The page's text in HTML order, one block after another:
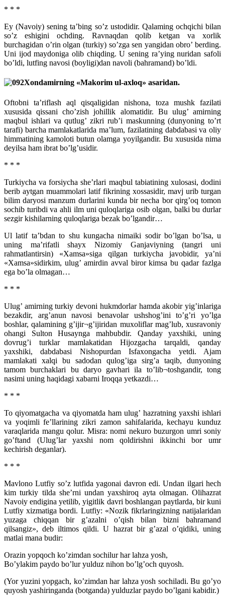
* * *
Ey (Navoiy) sening ta’bing so’z ustodidir. Qalaming ochqichi bilan
so’z eshigini ochding. Ravnaqdan qolib ketgan va xorlik
burchagidan o’rin olgan (turkiy) so’zga sen yangidan obro’ berding.
Uni ijod maydoniga olib chiqding. U sening ra’ying nuridan safoli
bo’ldi, lutfing navosi (boyligi)dan navoli (bahramand) bo’ldi.
Xondamirning «Makorim ul-axloq» asaridan.
Oftobni ta’riflash aql qisqaligidan nishona, toza mushk fazilati
xususida qissani cho’zish johillik alomatidir. Bu ulug’ amirning
maqbul ishlari va qutlug’ zikri rub’i maskunning (dunyoning to’rt
tarafi) barcha mamlakatlarida ma’lum, fazilatining dabdabasi va oliy
himmatining kamoloti butun olamga yoyilgandir. Bu xususida nima
deyilsa ham ibrat bo’lg’usidir.
* * *
Turkiycha va forsiycha she’rlari maqbul tabiatining xulosasi, dodini
berib aytgan muammolari latif fikrining xossasidir, mavj urib turgan
bilim daryosi manzum durlarini kunda bir necha bor qirg’oq tomon
sochib turibdi va ahli ilm uni quloqlariga osib olgan, balki bu durlar
sezgir kishilarning quloqlariga bezak bo’lgandir…
Ul latif ta’bdan to shu kungacha nimaiki sodir bo’lgan bo’lsa, u
uning ma’rifatli shayx Nizomiy Ganjaviyning (tangri uni
rahmatlantirsin) «Xamsa»siga qilgan turkiycha javobidir, ya’ni
«Xamsa»sidirkim, ulug’ amirdin avval biror kimsa bu qadar fazlga
ega bo’la olmagan…
* * *
Ulug’ amirning turkiy devoni hukmdorlar hamda akobir yig’inlariga
bezakdir, arg’anun navosi benavolar ushshog’ini to’g’ri yo’lga
boshlar, qalamining g’ijir¬g’ijiridan muxoliflar mag’lub, xusravoniy
ohangi Sulton Husaynga mahbubdir. Qanday yaxshiki, uning
dovrug’i turklar mamlakatidan Hijozgacha tarqaldi, qanday
yaxshiki, dabdabasi Nishopurdan Isfaxongacha yetdi. Ajam
mamlakati xalqi bu sadodan qulog’iga sirg’a taqib, dunyoning
tamom burchaklari bu daryo gavhari ila to’lib¬toshgandir, tong
nasimi uning haqidagi xabarni Iroqqa yetkazdi…
* * *
To qiyomatgacha va qiyomatda ham ulug’ hazratning yaxshi ishlari
va yoqimli fe’llarining zikri zamon sahifalarida, kechayu kunduz
varaqlarida mangu qolur. Misra: nomi nekuro buzurgon umri soniy
go’ftand (Ulug’lar yaxshi nom qoldirishni ikkinchi bor umr
kechirish deganlar).
* * *
Mavlono Lutfiy so’z lutfida yagonai davron edi. Undan ilgari hech
kim turkiy tilda she’rni undan yaxshiroq ayta olmagan. Olihazrat
Navoiy endigina yetilib, yigitlik davri boshlangan paytlarda, bir kuni
Lutfiy xizmatiga bordi. Lutfiy: «Nozik fikrlaringizning natijalaridan
yuzaga chiqqan bir g’azalni o’qish bilan bizni bahramand
qilsangiz», deb iltimos qildi. U hazrat bir g’azal o’qidiki, uning
matlai mana budir:
Orazin yopqoch ko’zimdan sochilur har lahza yosh,
Bo’ylakim paydo bo’lur yulduz nihon bo’lg’och quyosh.
(Yor yuzini yopgach, ko’zimdan har lahza yosh sochiladi. Bu go’yo
quyosh yashiringanda (botganda) yulduzlar paydo bo’lgani kabidir.)